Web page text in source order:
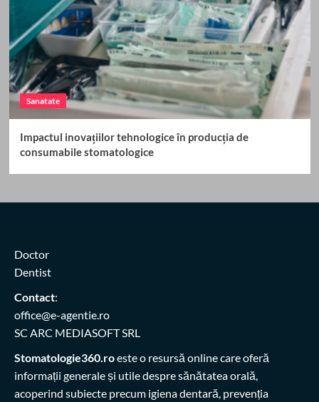
Sanatate
Impactul inovațiilor tehnologice în producția de
consumabile stomatologice
Doctor
Dentist
Contact:
office@e-agentie.ro
SC ARC MEDIASOFT SRL
Stomatologie360.roeste o resursă online care oferă
informații generale și utile despre sănătatea orală,
acoperind subiecte precum igiena dentară, prevenția